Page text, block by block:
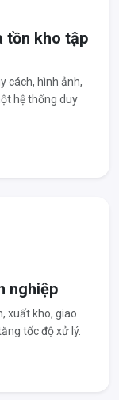
tồn kho tập
cách, hình ảnh,
hệ thống duy
nghiệp
xuất kho, giao
tốc độ xử lý.